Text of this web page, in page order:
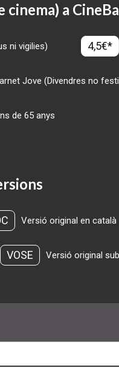
cinema) a
ni vigilies) 4,5€*
Jove (Divendres no
de 65 anys
Versió original en català
VOSE Versió original